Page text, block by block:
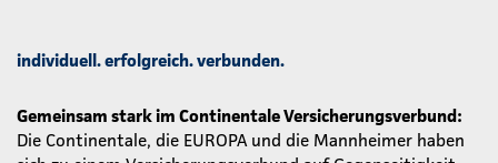
individuell. erfolgreich. verbunden.
Gemeinsam stark im Continentale Versicherungsverbund:
Die Continentale, die EUROPA und die Mannheimer haben